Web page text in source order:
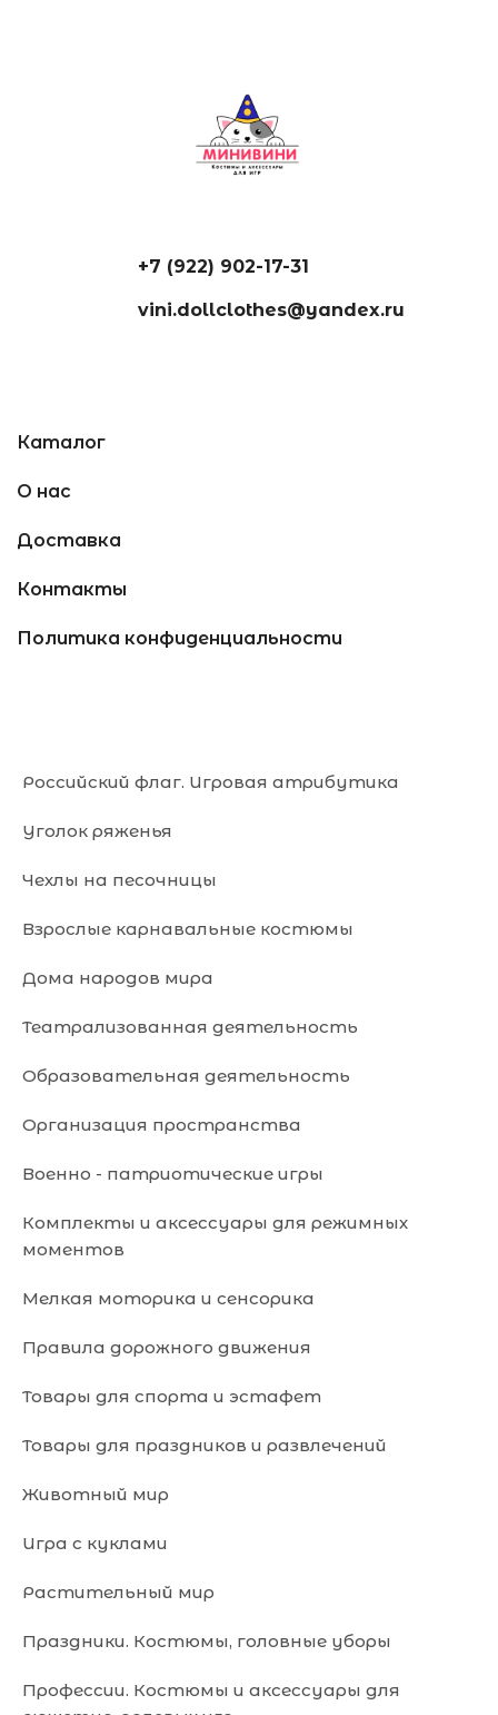
+7 (922) 902-17-31
vini.dollclothes@yandex.ru
Каталог
О нас
Доставка
Контакты
Политика конфиденциальности
Российский флаг. Игровая атрибутика
Уголок ряженья
Чехлы на песочницы
Взрослые карнавальные костюмы
Дома народов мира
Театрализованная деятельность
Образовательная деятельность
Организация пространства
Военно - патриотические игры
Комплекты и аксессуары для режимных
моментов
Мелкая моторика и сенсорика
Правила дорожного движения
Товары для спорта и эстафет
Товары для праздников и развлечений
Животный мир
Игра с куклами
Растительный мир
Праздники. Костюмы, головные уборы
Профессии. Костюмы и аксессуары для